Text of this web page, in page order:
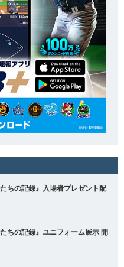
ちの記録』入場者プレゼント配
ちの記録』ユニフォーム展示 開